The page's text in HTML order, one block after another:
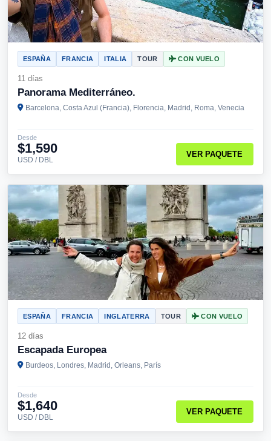
ESPAÑA FRANCIA ITALIA TOUR CON VUELO
11 días
Panorama Mediterráneo.
Barcelona, Costa Azul (Francia), Florencia, Madrid, Roma, Venecia
Desde
$1,590
USD / DBL
VER PAQUETE
ESPAÑA FRANCIA INGLATERRA TOUR CON VUELO
12 días
Escapada Europea
Burdeos, Londres, Madrid, Orleans, París
Desde
$1,640
USD / DBL
VER PAQUETE